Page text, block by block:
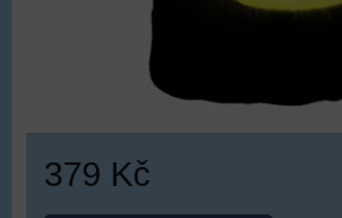
379 Kč